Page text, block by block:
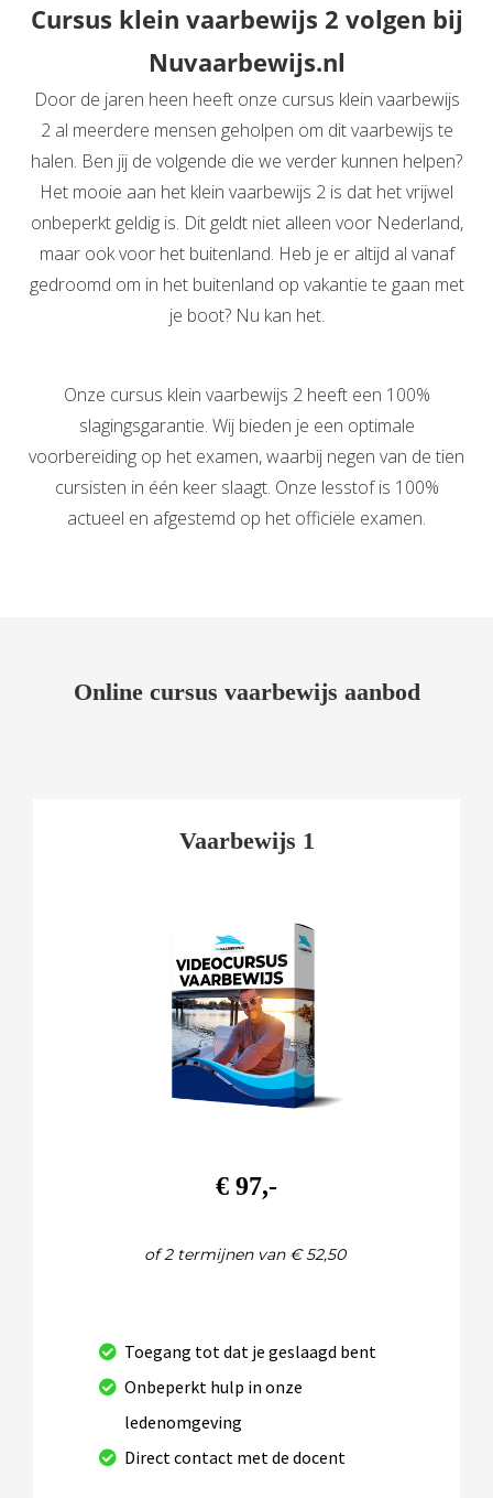
Cursus klein vaarbewijs 2 volgen bij
Nuvaarbewijs.nl
Door de jaren heen heeft onze cursus klein vaarbewijs
2 al meerdere mensen geholpen om dit vaarbewijs te
halen. Ben jij de volgende die we verder kunnen helpen?
Het mooie aan het klein vaarbewijs 2 is dat het vrijwel
onbeperkt geldig is. Dit geldt niet alleen voor Nederland,
maar ook voor het buitenland. Heb je er altijd al vanaf
gedroomd om in het buitenland op vakantie te gaan met
je boot? Nu kan het.
Onze cursus klein vaarbewijs 2 heeft een 100%
slagingsgarantie. Wij bieden je een optimale
voorbereiding op het examen, waarbij negen van de tien
cursisten in één keer slaagt. Onze lesstof is 100%
actueel en afgestemd op het officiële examen.
Online cursus vaarbewijs aanbod
Vaarbewijs 1
€ 97,-
of 2 termijnen van € 52,50
Toegang tot dat je geslaagd bent
Onbeperkt hulp in onze
ledenomgeving
Direct contact met de docent